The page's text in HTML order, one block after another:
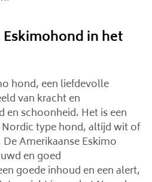
in het
hond, een liefdevolle
van kracht en
en schoonheid. Het is een
type hond, altijd wit of
Amerikaanse Eskimo
en goed
goede inhoud en een alert,